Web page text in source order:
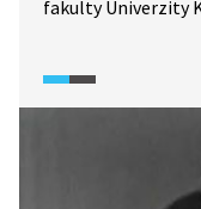
fakulty Univerzity
a přibližuje